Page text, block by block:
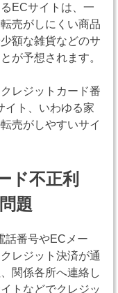
ECサイトは、一
売がしにくい商品
額な雑貨などのサ
が予想されます。
レジットカード番
イト、いわゆる家
売がしやすいサイ
ド不正利
題
話番号やECメー
レジット決済が通
関係各所へ連絡し
トなどでクレジッ